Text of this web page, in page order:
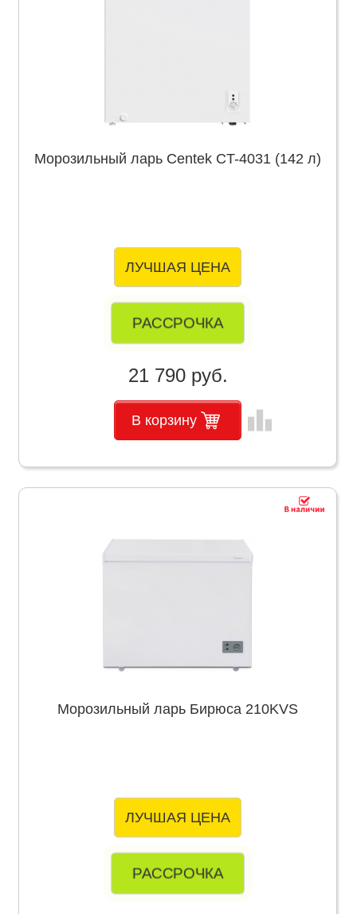
Морозильный ларь Centek CT-4031 (142 л)
ЛУЧШАЯ ЦЕНА
РАССРОЧКА
21 790 руб.
В корзину leaderboard
Морозильный ларь Бирюса 210KVS
ЛУЧШАЯ ЦЕНА
РАССРОЧКА